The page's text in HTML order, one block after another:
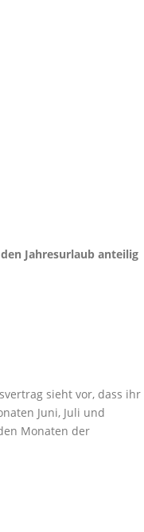
Jahresurlaub anteilig
sieht vor, dass ihr
Juni, Juli und
Monaten der